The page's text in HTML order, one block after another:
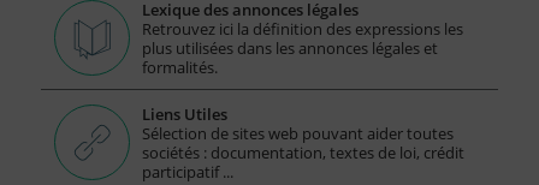
Lexique des annonces légales
Retrouvez ici la définition des expressions les
plus utilisées dans les annonces légales et
formalités.
Liens Utiles
Sélection de sites web pouvant aider toutes
sociétés : documentation, textes de loi, crédit
participatif ...